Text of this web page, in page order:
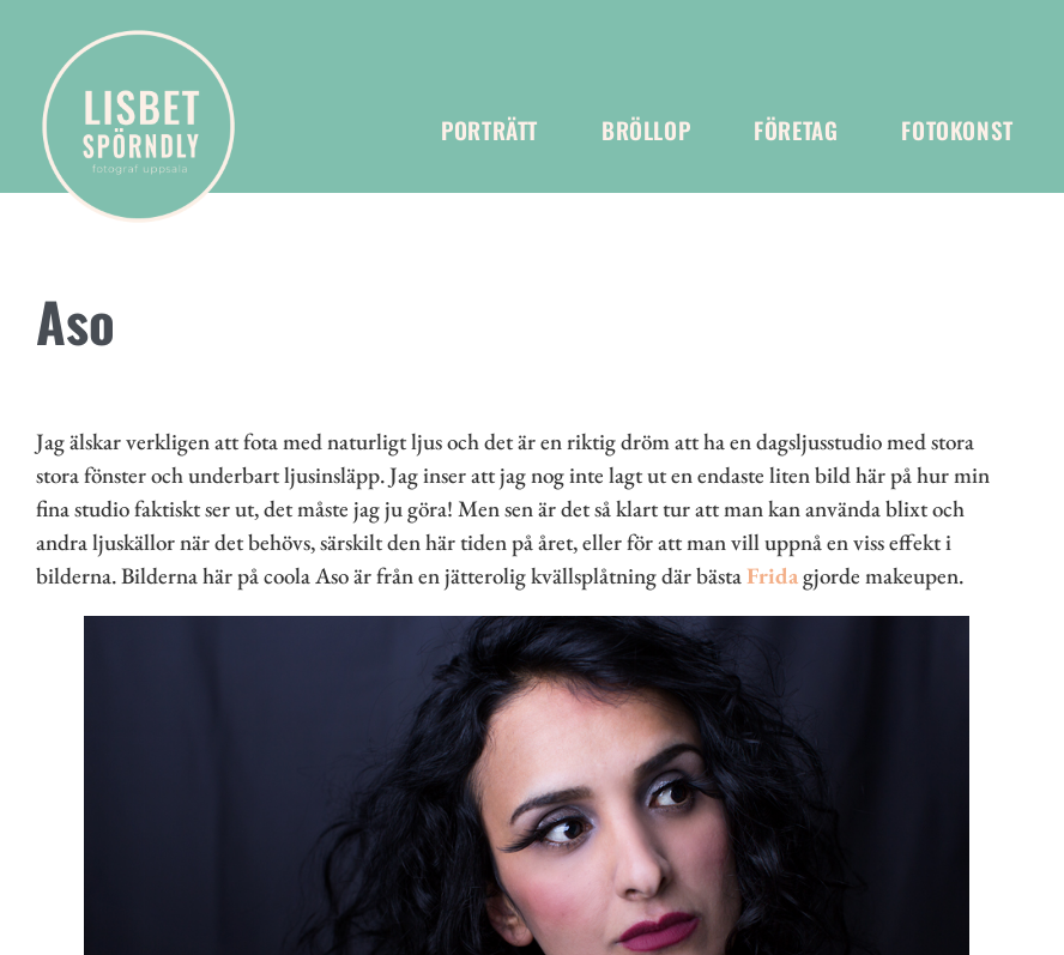
PORTRÄTT BRÖLLOP FÖRETAG FOTOKONST
Aso
Jag älskar verkligen att fota med naturligt ljus och det är en riktig dröm att ha en dagsljusstudio med stora
stora fönster och underbart ljusinsläpp. Jag inser att jag nog inte lagt ut en endaste liten bild här på hur min
fina studio faktiskt ser ut, det måste jag ju göra! Men sen är det så klart tur att man kan använda blixt och
andra ljuskällor när det behövs, särskilt den här tiden på året, eller för att man vill uppnå en viss effekt i
bilderna. Bilderna här på coola Aso är från en jätterolig kvällsplåtning där bästaFridagjorde makeupen.